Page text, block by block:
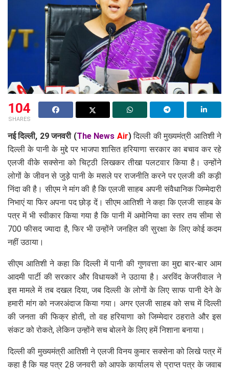
104
SHARES
नई दिल्ली, 29 जनवरी (The News Air)दिल्ली की मुख्यमंत्री आतिशी ने
दिल्ली के पानी के मुद्दे पर भाजपा शासित हरियाणा सरकार का बचाव कर रहे
एलजी वीके सक्सेना को चिट्ठी लिखकर तीखा पलटवार किया है। उन्होंने
लोगों के जीवन से जुड़े पानी के मसले पर राजनीति करने पर एलजी की कड़ी
निंदा की है। सीएम ने मांग की है कि एलजी साहब अपनी संवैधानिक जिम्मेदारी
निभाएं या फिर अपना पद छोड़ दें। सीएम आतिशी ने कहा कि एलजी साहब के
पत्र में भी स्वीकार किया गया है कि पानी में अमोनिया का स्तर तय सीमा से
700 फीसद ज्यादा है, फिर भी उन्होंने जनहित की सुरक्षा के लिए कोई कदम
नहीं उठाया।
सीएम आतिशी ने कहा कि दिल्ली में पानी की गुणवत्ता का मुद्दा बार-बार आम
आदमी पार्टी की सरकार और विधायकों ने उठाया है। अरविंद केजरीवाल ने
इस मामले में तब दखल दिया, जब दिल्ली के लोगों के लिए साफ पानी देने के
हमारी मांग को नजरअंदाज किया गया। अगर एलजी साहब को सच में दिल्ली
की जनता की फिक्र होती, तो वह हरियाणा को जिम्मेदार ठहराते और इस
संकट को रोकते, लेकिन उन्होंने सच बोलने के लिए हमें निशाना बनाया।
दिल्ली की मुख्यमंत्री आतिशी ने एलजी विनय कुमार सक्सेना को लिखे पत्र में
कहा है कि यह पत्र 28 जनवरी को आपके कार्यालय से प्राप्त पत्र के जवाब